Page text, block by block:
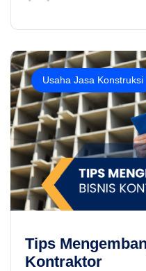
Usaha Jasa Konstruksi
Tips
Kontraktor